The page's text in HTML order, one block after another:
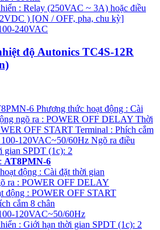
: Relay (250VAC ~ 3A) hoặc điều
) [ON / OFF, pha, chu kỳ]
240VAC
độ Autonics TC4S-12R
AT8PMN-6
động : Cài đặt thời gian
ra : POWER OFF DELAY
động : POWER OFF START
cắm 8 chân
120VAC~50/60Hz
: Giới hạn thời gian SPDT (1c): 2